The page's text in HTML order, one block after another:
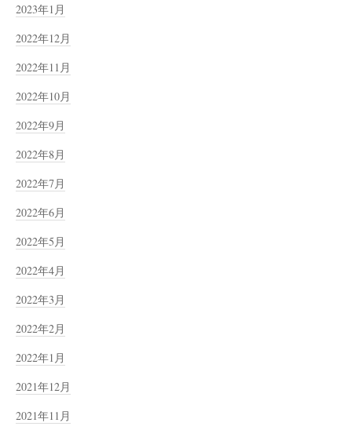
2023年1月
2022年12月
2022年11月
2022年10月
2022年9月
2022年8月
2022年7月
2022年6月
2022年5月
2022年4月
2022年3月
2022年2月
2022年1月
2021年12月
2021年11月